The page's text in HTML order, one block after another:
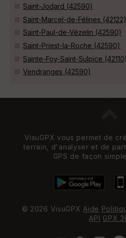
Saint-Jodard (42590)
Saint-Marcel-de-Félines (42122)
Saint-Paul-de-Vézelin (42590)
Saint-Priest-la-Roche (42590)
Sainte-Foy-Saint-Sulpice (42110)
Vendranges (42590)
VisuGPX vous permet de
terrain, d'analyser et de
GPS de façon
© 2026 VisuGPX Aide
API GPX